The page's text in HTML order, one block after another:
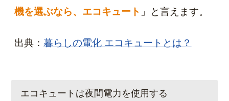
機を選ぶなら、エコキュート 」と言えます。
出典： 暮らしの電化 エコキュートとは？
エコキュートは夜間電力を使用する